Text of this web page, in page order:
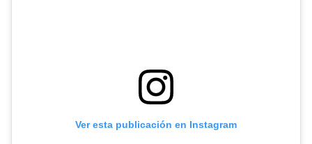
Ver esta publicación en Instagram